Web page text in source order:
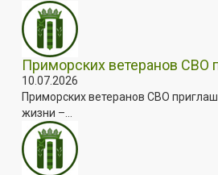
Приморских ветеранов СВО
10.07.2026
Приморских ветеранов СВО
жизни –...